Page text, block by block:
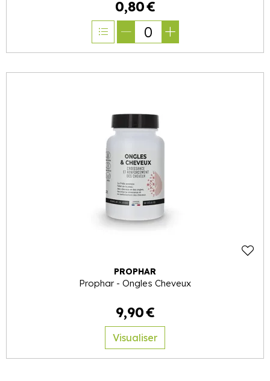
0,80€
0
PROPHAR
Prophar - Ongles Cheveux
9,90€
Visualiser